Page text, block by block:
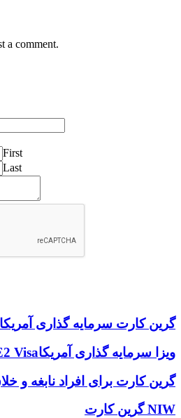
a comment.
First
Last
گرین کارت سرمایه‌ گذاری آمریکا
E2 Visaویزا سرمایه گذاری آمریکا
گرین کارت برای افراد نابغه و
گرین کارت NIW